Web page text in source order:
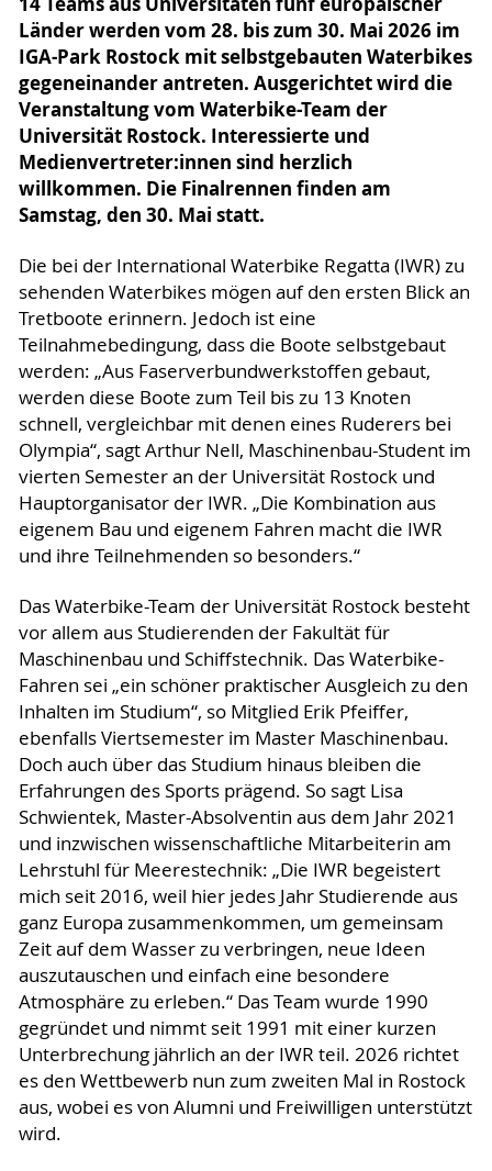
Länder werden vom 28. bis zum 30. Mai 2026 im
IGA-Park Rostock mit selbstgebauten Waterbikes
gegeneinander antreten. Ausgerichtet wird die
Veranstaltung vom Waterbike-Team der
Universität Rostock. Interessierte und
Medienvertreter:innen sind herzlich
willkommen. Die Finalrennen finden am
Samstag, den 30. Mai statt.
Die bei der International Waterbike Regatta (IWR) zu
sehenden Waterbikes mögen auf den ersten Blick an
Tretboote erinnern. Jedoch ist eine
Teilnahmebedingung, dass die Boote selbstgebaut
werden: „Aus Faserverbundwerkstoffen gebaut,
werden diese Boote zum Teil bis zu 13 Knoten
schnell, vergleichbar mit denen eines Ruderers bei
Olympia“, sagt Arthur Nell, Maschinenbau-Student im
vierten Semester an der Universität Rostock und
Hauptorganisator der IWR. „Die Kombination aus
eigenem Bau und eigenem Fahren macht die IWR
und ihre Teilnehmenden so besonders.“
Das Waterbike-Team der Universität Rostock besteht
vor allem aus Studierenden der Fakultät für
Maschinenbau und Schiffstechnik. Das Waterbike-
Fahren sei „ein schöner praktischer Ausgleich zu den
Inhalten im Studium“, so Mitglied Erik Pfeiffer,
ebenfalls Viertsemester im Master Maschinenbau.
Doch auch über das Studium hinaus bleiben die
Erfahrungen des Sports prägend. So sagt Lisa
Schwientek, Master-Absolventin aus dem Jahr 2021
und inzwischen wissenschaftliche Mitarbeiterin am
Lehrstuhl für Meerestechnik: „Die IWR begeistert
mich seit 2016, weil hier jedes Jahr Studierende aus
ganz Europa zusammenkommen, um gemeinsam
Zeit auf dem Wasser zu verbringen, neue Ideen
auszutauschen und einfach eine besondere
Atmosphäre zu erleben.“ Das Team wurde 1990
gegründet und nimmt seit 1991 mit einer kurzen
Unterbrechung jährlich an der IWR teil. 2026 richtet
es den Wettbewerb nun zum zweiten Mal in Rostock
aus, wobei es von Alumni und Freiwilligen unterstützt
wird.